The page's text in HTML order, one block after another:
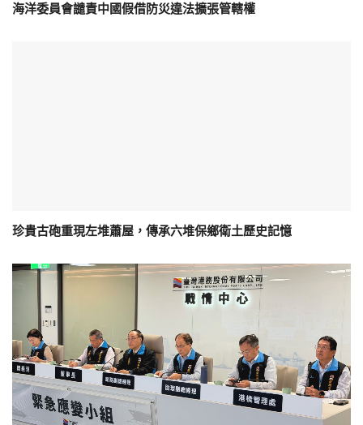
海洋委員會譴責中國假借防災違法擴張管轄權
珍貴古砲重現左堆蕭屋，傳承六堆保鄉衛土歷史記憶